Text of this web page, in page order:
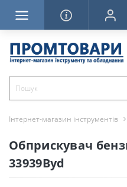
Інтернет-магазин інструментів
Обприскувач
33939Byd